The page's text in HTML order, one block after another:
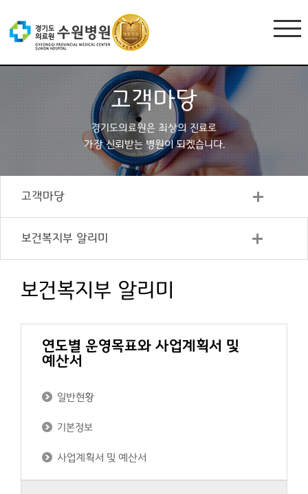
고객마당
경기도의료원은 최상의 진료로
가장 신뢰받는 병원이 되겠습니다.
고객마당
보건복지부 알리미
보건복지부 알리미
연도별 운영목표와 사업계획서 및
예산서
일반현황
기본정보
사업계획서 및 예산서